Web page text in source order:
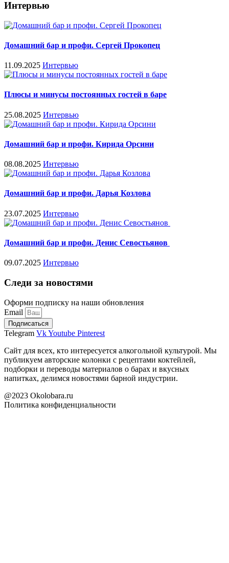
Интервью
Домашний бар и профи. Сергей Прокопец
11.09.2025 Интервью
Плюсы и минусы постоянных гостей в баре
25.08.2025 Интервью
Домашний бар и профи. Кирида Орсини
08.08.2025 Интервью
Домашний бар и профи. Дарья Козлова
23.07.2025 Интервью
Домашний бар и профи. Денис Севостьянов
09.07.2025 Интервью
Следи за новостями
Оформи подписку на наши обновления
Email
Подписаться
Telegram VkYoutube Pinterest
Сайт для всех, кто интересуется алкогольной культурой. Мы
публикуем авторские колонки с рецептами коктейлей,
подборки и переводы материалов о барах и вкусных
напитках, делимся новостями барной индустрии.
@2023 Okolobara.ru
Политика конфиденциальности